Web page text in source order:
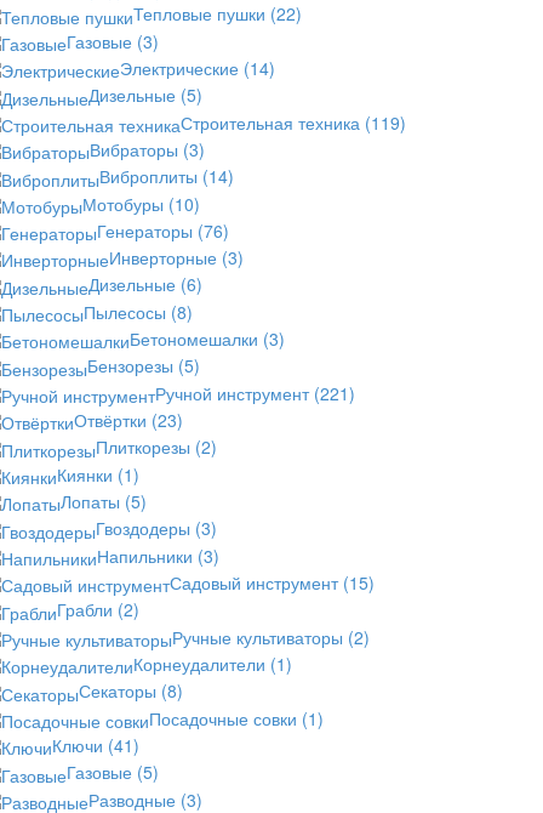
Тепловые пушки (22)
Газовые (3)
Электрические (14)
Дизельные (5)
Строительная техника (119)
Вибраторы (3)
Виброплиты (14)
Мотобуры (10)
Генераторы (76)
Инверторные (3)
Дизельные (6)
Пылесосы (8)
Бетономешалки (3)
Бензорезы (5)
Ручной инструмент (221)
Отвёртки (23)
Плиткорезы (2)
Киянки (1)
Лопаты (5)
Гвоздодеры (3)
Напильники (3)
Садовый инструмент (15)
Грабли (2)
Ручные культиваторы (2)
Корнеудалители (1)
Секаторы (8)
Посадочные совки (1)
Ключи (41)
Газовые (5)
Разводные (3)